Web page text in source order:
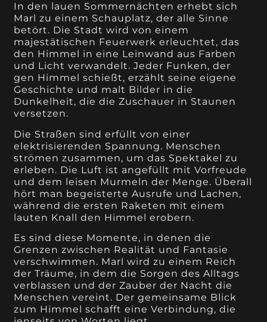
In den lauen Sommernächten erhebt sich
Marl zu einem Schauplatz, der alle Sinne
betört. Die Stadt wird von einem
majestätischen Feuerwerk erleuchtet, das
den Himmel in eine Leinwand aus Farben
und Licht verwandelt. Jeder Funken, der
gen Himmel schießt, erzählt seine eigene
Geschichte und malt Bilder in die
Dunkelheit, die die Zuschauer in Staunen
versetzen.
Die Straßen sind erfüllt von einer
elektrisierenden Spannung. Menschen
strömen zusammen, um das Spektakel zu
erleben. Die Luft ist angefüllt mit Vorfreude
und dem leisen Murmeln der Menge. Überall
hört man begeisterte Ausrufe und Lachen,
während die ersten Raketen mit einem
lauten Knall den Himmel erobern.
Es sind diese Momente, in denen die
Grenzen zwischen Realität und Fantasie
verschwimmen. Marl wird zu einem Reich
der Träume, in dem die Sorgen des Alltags
verblassen und der Zauber der Nacht die
Menschen vereint. Der gemeinsame Blick
zum Himmel schafft eine Verbindung, die